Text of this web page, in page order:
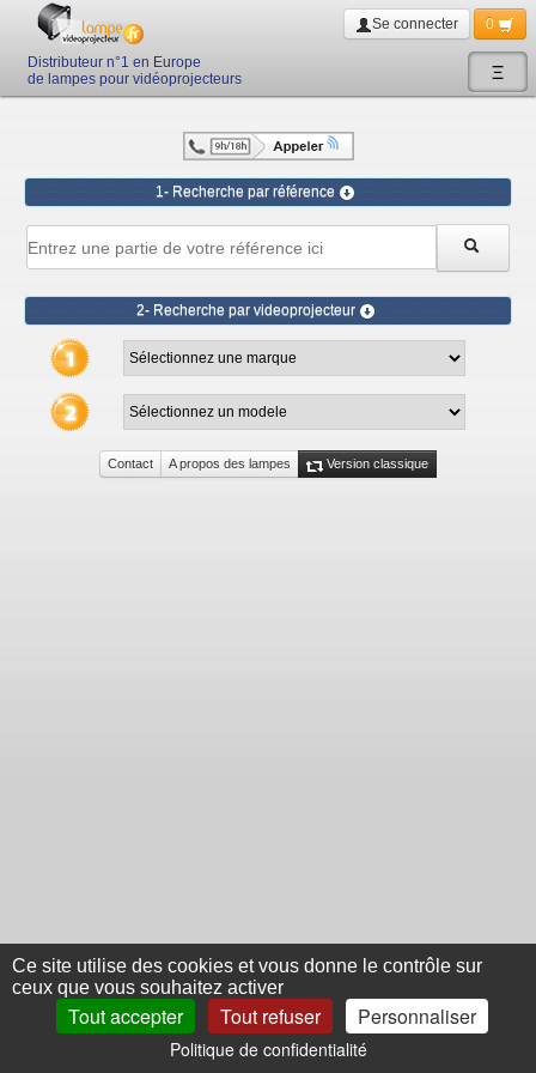
Ξ
Distributeur n°1 en Europe
de lampes pour vidéoprojecteurs
Se connecter 0
1- Recherche par référence
2- Recherche par videoprojecteur
Contact A propos des lampes Version classique
Ce site utilise des cookies et vous donne le contrôle sur
ceux que vous souhaitez activer
Tout accepter Tout refuser Personnaliser
Politique de confidentialité